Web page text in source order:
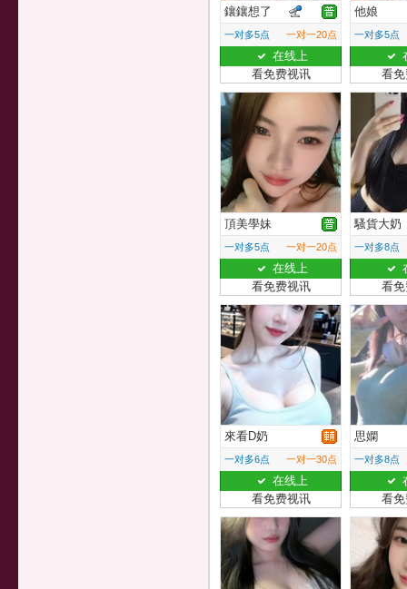
鑲鑲想了
一对多5点 一对一20点
在线上
看免费视讯
他娘
一对多5点
看
頂美學妹
一对多5点 一对一20点
在线上
看免费视讯
騷貨大奶
一对多8点
看
來看D奶
一对多6点 一对一30点
在线上
看免费视讯
思嫻
一对多8点
看